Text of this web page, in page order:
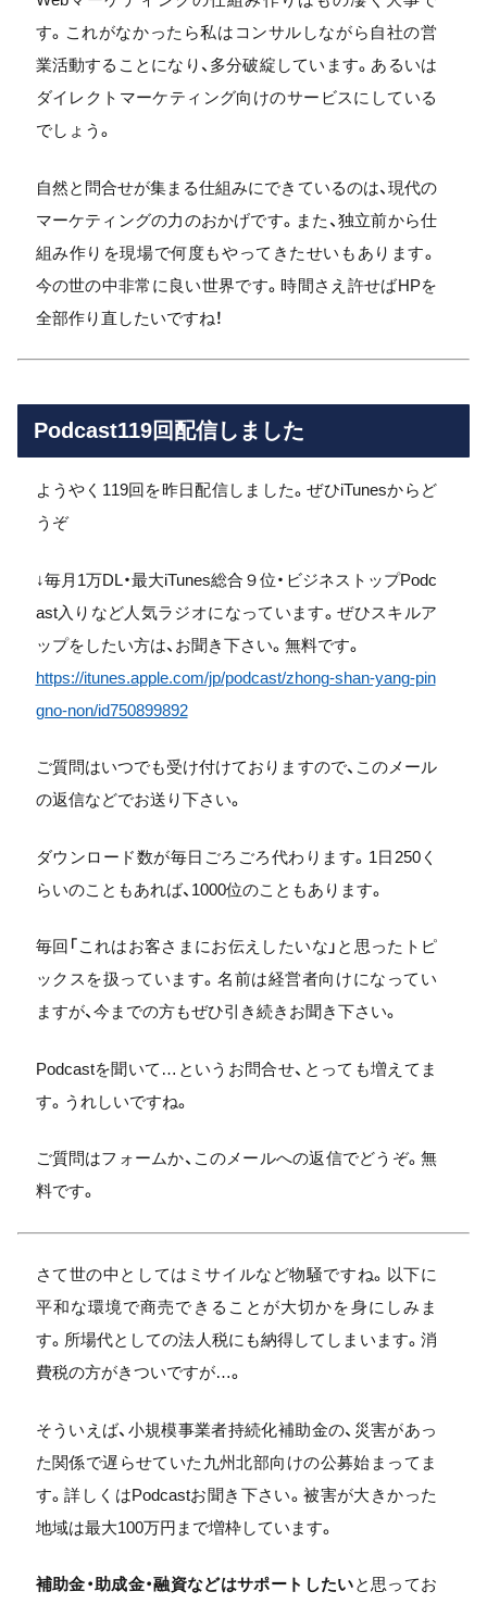
す。これがなかったら私はコンサルしながら自社の営
業活動することになり、多分破綻しています。あるいは
ダイレクトマーケティング向けのサービスにしている
でしょう。
自然と問合せが集まる仕組みにできているのは、現代の
マーケティングの力のおかげです。また、独立前から仕
組み作りを現場で何度もやってきたせいもあります。
今の世の中非常に良い世界です。時間さえ許せばHPを
全部作り直したいですね！
Podcast119回配信しました
ようやく119回を昨日配信しました。ぜひiTunesからど
うぞ
↓毎月1万DL・最大iTunes総合９位・ビジネストップPodc
ast入りなど人気ラジオになっています。ぜひスキルア
ップをしたい方は、お聞き下さい。無料です。
https://itunes.apple.com/jp/podcast/zhong-shan-yang-pin
gno-non/id750899892
ご質問はいつでも受け付けておりますので、このメール
の返信などでお送り下さい。
ダウンロード数が毎日ごろごろ代わります。1日250く
らいのこともあれば、1000位のこともあります。
毎回「これはお客さまにお伝えしたいな」と思ったトピ
ックスを扱っています。名前は経営者向けになってい
ますが、今までの方もぜひ引き続きお聞き下さい。
Podcastを聞いて…というお問合せ、とっても増えてま
す。うれしいですね。
ご質問はフォームか、このメールへの返信でどうぞ。無
料です。
さて世の中としてはミサイルなど物騒ですね。以下に
平和な環境で商売できることが大切かを身にしみま
す。所場代としての法人税にも納得してしまいます。消
費税の方がきついですが…。
そういえば、小規模事業者持続化補助金の、災害があっ
た関係で遅らせていた九州北部向けの公募始まってま
す。詳しくはPodcastお聞き下さい。被害が大きかった
地域は最大100万円まで増枠しています。
補助金・助成金・融資などはサポートしたいと思ってお